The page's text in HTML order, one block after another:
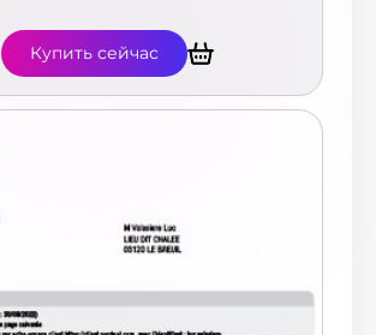
Купить сейчас